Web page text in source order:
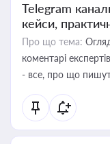
Telegram
кейси,
Про що тема:
коментарі
- все, про що